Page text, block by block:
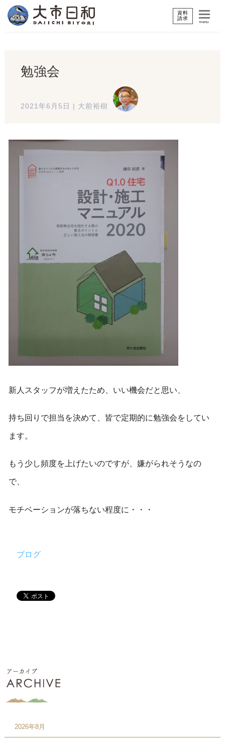
資料
請求
menu
勉強会
2021年6月5日 大前裕樹
新人スタッフが増えたため、いい機会だと思い、
持ち回りで担当を決めて、皆で定期的に勉強会をしてい
ます。
もう少し頻度を上げたいのですが、嫌がられそうなの
で、
モチベーションが落ちない程度に・・・
ブログ
2026年8月